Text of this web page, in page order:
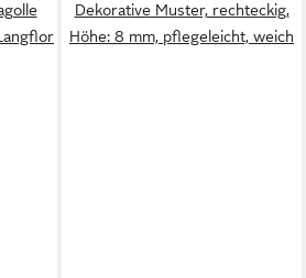
Dekorative Muster, rechteckig,
Höhe: 8 mm, pflegeleicht, weich